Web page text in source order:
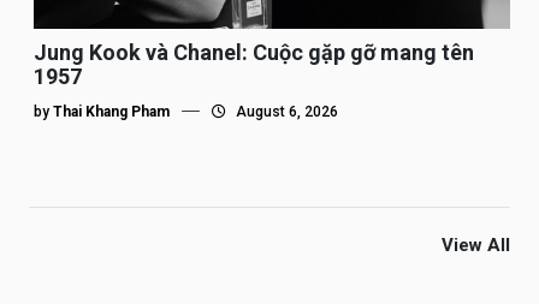
Jung Kook và Chanel: Cuộc gặp gỡ mang tên
1957
by Thai Khang Pham August 6, 2026
View All